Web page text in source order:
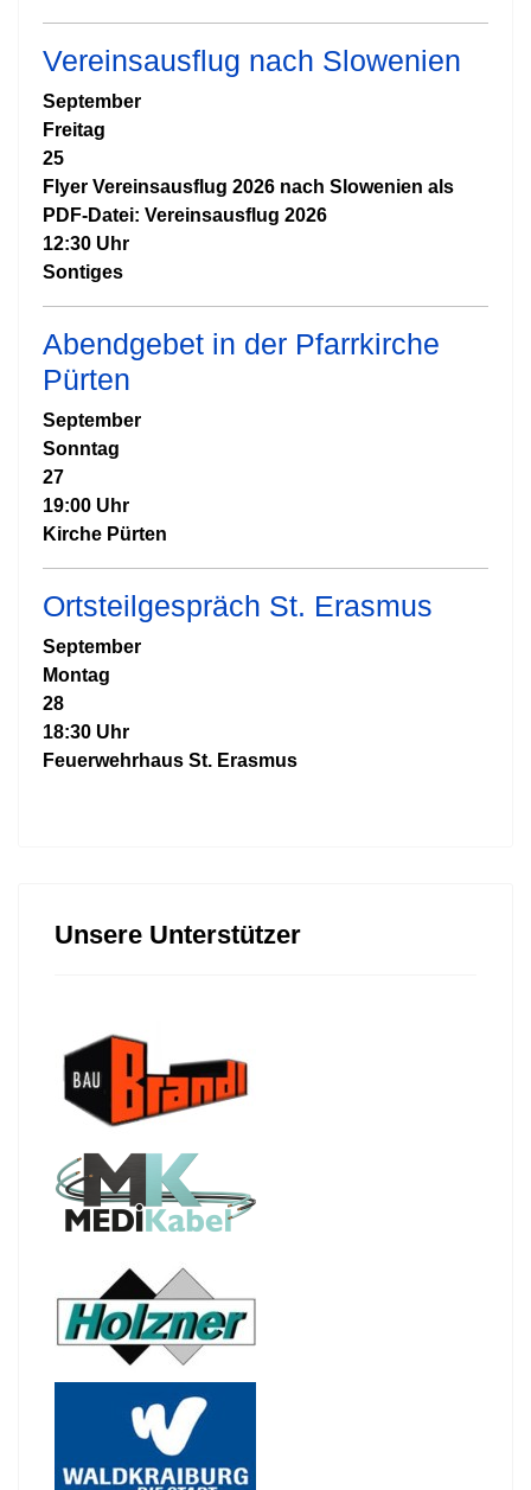
Vereinsausflug nach Slowenien
September
Freitag
25
Flyer Vereinsausflug 2026 nach Slowenien als
PDF-Datei: Vereinsausflug 2026
12:30 Uhr
Sontiges
Abendgebet in der Pfarrkirche
Pürten
September
Sonntag
27
19:00 Uhr
Kirche Pürten
Ortsteilgespräch St. Erasmus
September
Montag
28
18:30 Uhr
Feuerwehrhaus St. Erasmus
Unsere Unterstützer